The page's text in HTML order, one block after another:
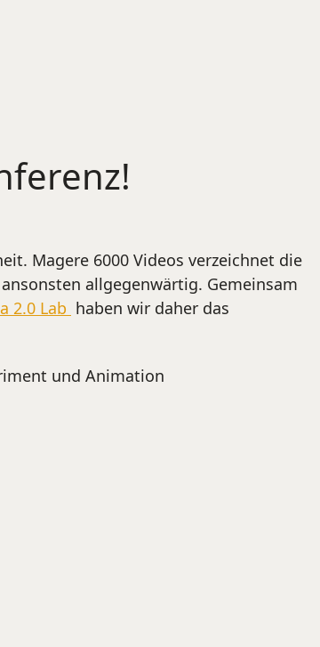
Magere 6000 Videos verzeichnet die
allgegenwärtig. Gemeinsam
2.0 Lab haben wir daher das
und Animation